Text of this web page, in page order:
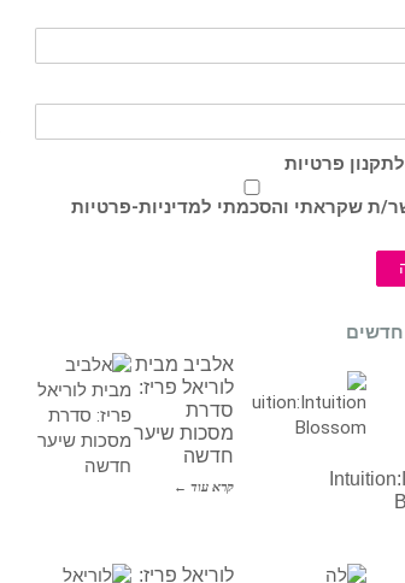
פרטיות
ת שקראתי והסכמתי למדיניות-פרטיות
חדשים
אלביב מבית
לוריאל פריז:
סדרת
מסכות שיער
חדשה
קרא עוד ←
לוריאל פריז: